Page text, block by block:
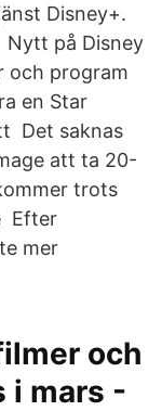
Disney+.
Nytt på Disney
och program
en Star
Det saknas
att ta 20-
trots
Efter
mer
och
i mars -